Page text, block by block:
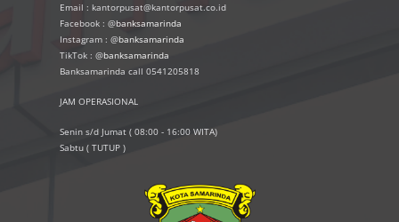
Email : kantorpusat@kantorpusat.co.id
Facebook : @banksamarinda
Instagram : @banksamarinda
TikTok : @banksamarinda
Banksamarinda call 0541205818
JAM OPERASIONAL
Senin s/d Jumat ( 08:00 - 16:00 WITA)
Sabtu ( TUTUP )